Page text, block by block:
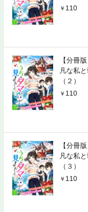
110
【分冊
凡な私
（２）
110
【分冊
凡な私
（３）
110